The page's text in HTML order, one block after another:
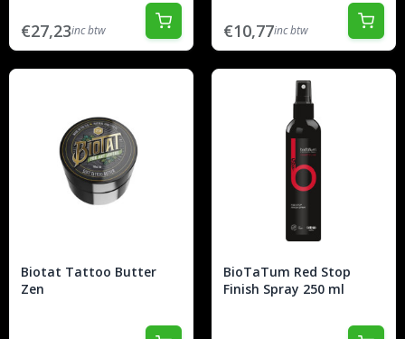
€27,23inc btw €10,77inc btw
Biotat Tattoo Butter
Zen
BioTaTum Red Stop
Finish Spray 250 ml